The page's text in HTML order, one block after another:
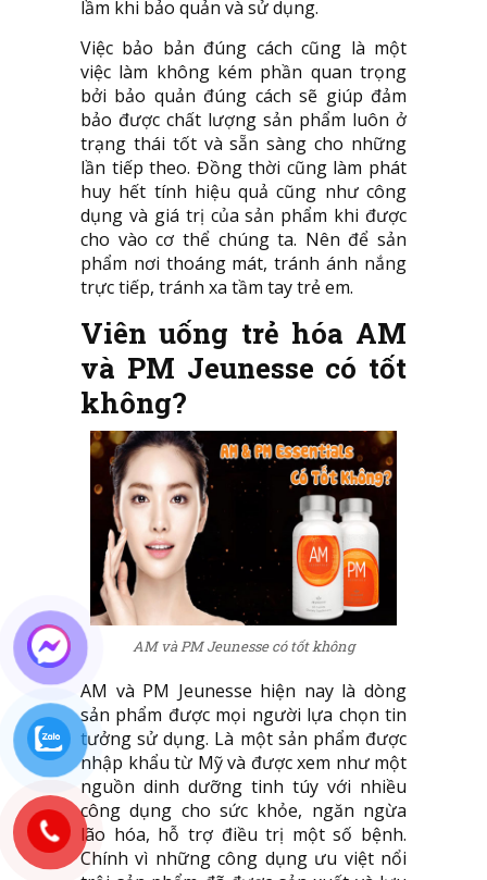
lầm khi bảo quản và sử dụng.
Việc bảo bản đúng cách cũng là một
việc làm không kém phần quan trọng
bởi bảo quản đúng cách sẽ giúp đảm
bảo được chất lượng sản phẩm luôn ở
trạng thái tốt và sẵn sàng cho những
lần tiếp theo. Đồng thời cũng làm phát
huy hết tính hiệu quả cũng như công
dụng và giá trị của sản phẩm khi được
cho vào cơ thể chúng ta. Nên để sản
phẩm nơi thoáng mát, tránh ánh nắng
trực tiếp, tránh xa tầm tay trẻ em.
Viên uống trẻ hóa AM
và PM Jeunesse có tốt
không?
AM và PM Jeunesse có tốt không
AM và PM Jeunesse hiện nay là dòng
sản phẩm được mọi người lựa chọn tin
tưởng sử dụng. Là một sản phẩm được
nhập khẩu từ Mỹ và được xem như một
nguồn dinh dưỡng tinh túy với nhiều
công dụng cho sức khỏe, ngăn ngừa
lão hóa, hỗ trợ điều trị một số bệnh.
Chính vì những công dụng ưu việt nổi